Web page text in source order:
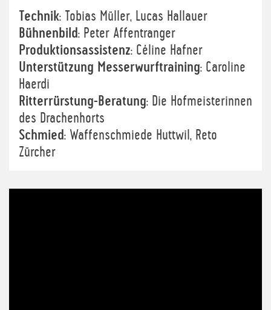
Technik: Tobias Müller, Lucas Hallauer
Bühnenbild: Peter Affentranger
Produktionsassistenz: Céline Hafner
Unterstützung Messerwurftraining: Caroline
Haerdi
Ritterrürstung-Beratung: Die Hofmeisterinnen
des Drachenhorts
Schmied: Waffenschmiede Huttwil, Reto
Zürcher